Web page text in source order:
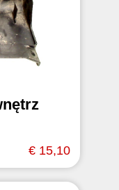
€ 15,10